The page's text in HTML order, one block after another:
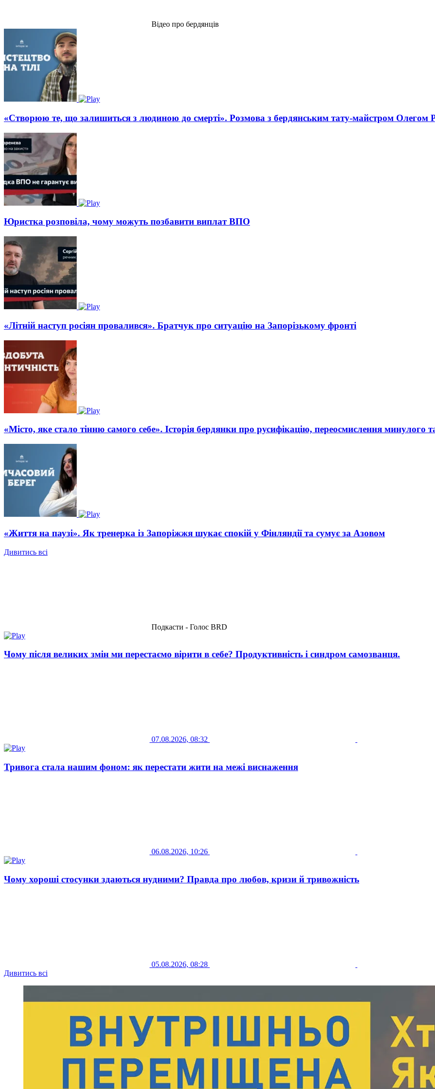
Відео про бердянців
«Створюю те, що залишиться з людиною до смерті». Розмова з бердянським тату-майстром Олегом
Юристка розповіла, чому можуть позбавити виплат ВПО
«Літній наступ росіян провалився». Братчук про ситуацію на Запорізькому фронті
«Місто, яке стало тінню самого себе». Історія бердянки про русифікацію, переосмислення минулого
«Життя на паузі». Як тренерка із Запоріжжя шукає спокій у Фінляндії та сумує за Азовом
Дивитись всі
Подкасти - Голос BRD
Чому після великих змін ми перестаємо вірити в себе? Продуктивність і синдром самозванця.
07.08.2026, 08:32
Тривога стала нашим фоном: як перестати жити на межі виснаження
06.08.2026, 10:26
Чому хороші стосунки здаються нудними? Правда про любов, кризи й тривожність
05.08.2026, 08:28
Дивитись всі